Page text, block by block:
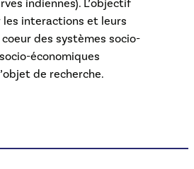
indiennes). L’objectif
les interactions et leurs
des systèmes socio-
économiques
de recherche.